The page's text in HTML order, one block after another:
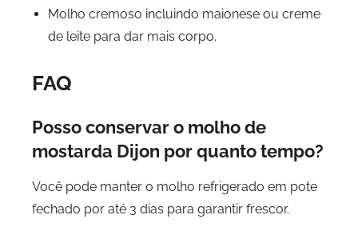
Molho cremoso incluindo maionese ou creme
de leite para dar mais corpo.
FAQ
Posso conservar o molho de
mostarda Dijon por quanto tempo?
Você pode manter o molho refrigerado em pote
fechado por até 3 dias para garantir frescor.